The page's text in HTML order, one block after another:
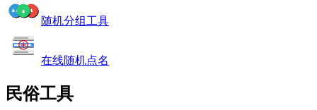
随机分组工具
在线随机点名
民俗工具